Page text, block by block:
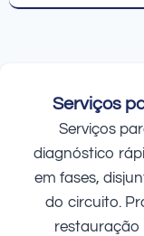
Serviços
Serviços
diagnóstico
em fases,
do circuito.
restauração